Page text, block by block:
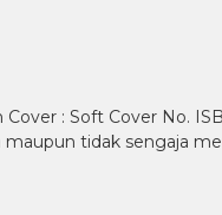
: Soft Cover No.
tidak sengaja